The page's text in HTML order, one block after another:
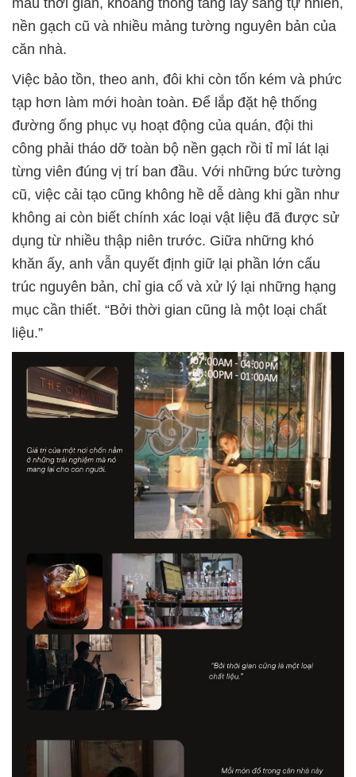
màu thời gian, khoảng thông tầng lấy sáng tự nhiên,
nền gạch cũ và nhiều mảng tường nguyên bản của
căn nhà.
Việc bảo tồn, theo anh, đôi khi còn tốn kém và phức
tạp hơn làm mới hoàn toàn. Để lắp đặt hệ thống
đường ống phục vụ hoạt động của quán, đội thi
công phải tháo dỡ toàn bộ nền gạch rồi tỉ mỉ lát lại
từng viên đúng vị trí ban đầu. Với những bức tường
cũ, việc cải tạo cũng không hề dễ dàng khi gần như
không ai còn biết chính xác loại vật liệu đã được sử
dụng từ nhiều thập niên trước. Giữa những khó
khăn ấy, anh vẫn quyết định giữ lại phần lớn cấu
trúc nguyên bản, chỉ gia cố và xử lý lại những hạng
mục cần thiết. “Bởi thời gian cũng là một loại chất
liệu.”